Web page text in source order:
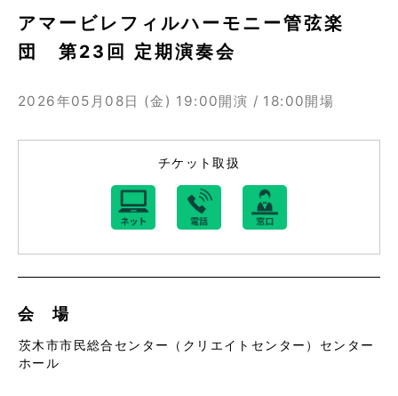
アマービレフィルハーモニー管弦楽
団 第23回 定期演奏会
2026年05月08日 (金) 19:00開演 / 18:00開場
チケット取扱
会 場
茨木市市民総合センター（クリエイトセンター）センター
ホール